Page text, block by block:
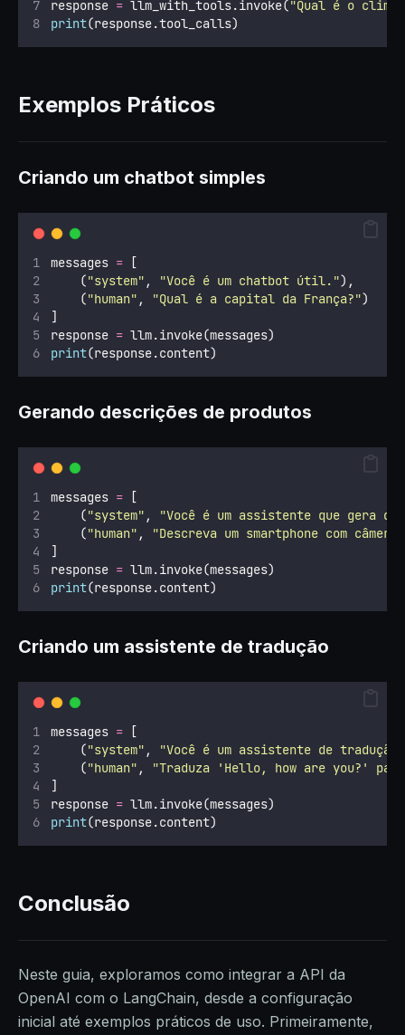
response = llm_with_tools.invoke("Qual é o clima
print(response.tool_calls)
Exemplos Práticos
Criando um chatbot simples
messages = [
    (
"system" , "Você é um chatbot útil. "),
    (
"human" , "Qual é a capital da França?")
]
response = llm.invoke(messages)
print(response.content)
Gerando descrições de produtos
messages = [
    (
"system" , "Você é um assistente que gera
    (
"human" , "Descreva um smartphone com
]
response = llm.invoke(messages)
print(response.content)
Criando um assistente de tradução
messages = [
    (
"system" , "Você é um assistente de tradução.
    (
"human" , "Traduza 'Hello, how are you?'
]
response = llm.invoke(messages)
print(response.content)
Conclusão
Neste guia, exploramos como integrar a API da
OpenAI com o LangChain, desde a configuração
inicial até exemplos práticos de uso. Primeiramente,